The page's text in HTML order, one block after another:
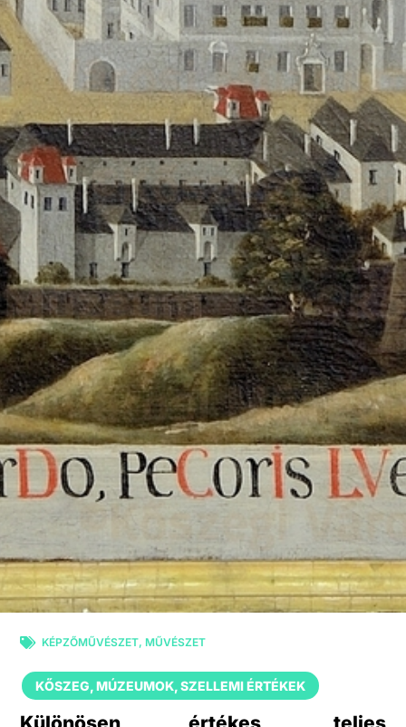
KÉPZŐMŰVÉSZET,MŰVÉSZET
KŐSZEG,MÚZEUMOK,SZELLEMI ÉRTÉKEK